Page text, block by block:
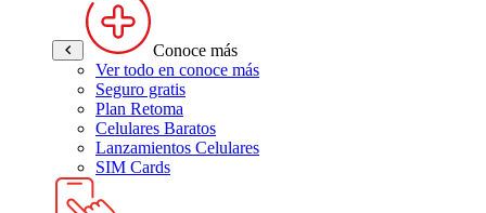
Conoce más
Ver todo en conoce más
Seguro gratis
Plan Retoma
Celulares Baratos
Lanzamientos Celulares
SIM Cards